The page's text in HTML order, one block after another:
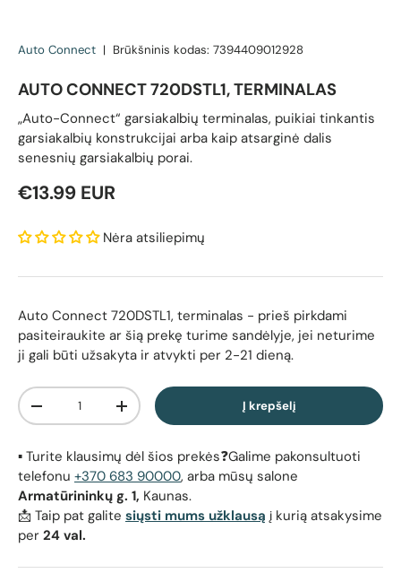
Auto Connect | Brūkšninis kodas: 7394409012928
AUTO CONNECT 720DSTL1, TERMINALAS
„Auto-Connect“ garsiakalbių terminalas, puikiai tinkantis
garsiakalbių konstrukcijai arba kaip atsarginė dalis
senesnių garsiakalbių porai.
Reguliari kaina
€13.99 EUR
Nėra atsiliepimų
Auto Connect 720DSTL1, terminalas - prieš pirkdami
pasiteiraukite ar šią prekę turime sandėlyje, jei neturime
ji gali būti užsakyta ir atvykti per 2-21 dieną.
Kiekis
Sumažinti kiekįPadidinti kiekį Į krepšelį
▪️ Turite klausimų dėl šios prekės❓Galime pakonsultuoti
telefonu +370 683 90000, arba mūsų salone
Armatūrininkų g. 1, Kaunas.
📩 Taip pat galite siųsti mums užklausą į kurią atsakysime
per 24 val.